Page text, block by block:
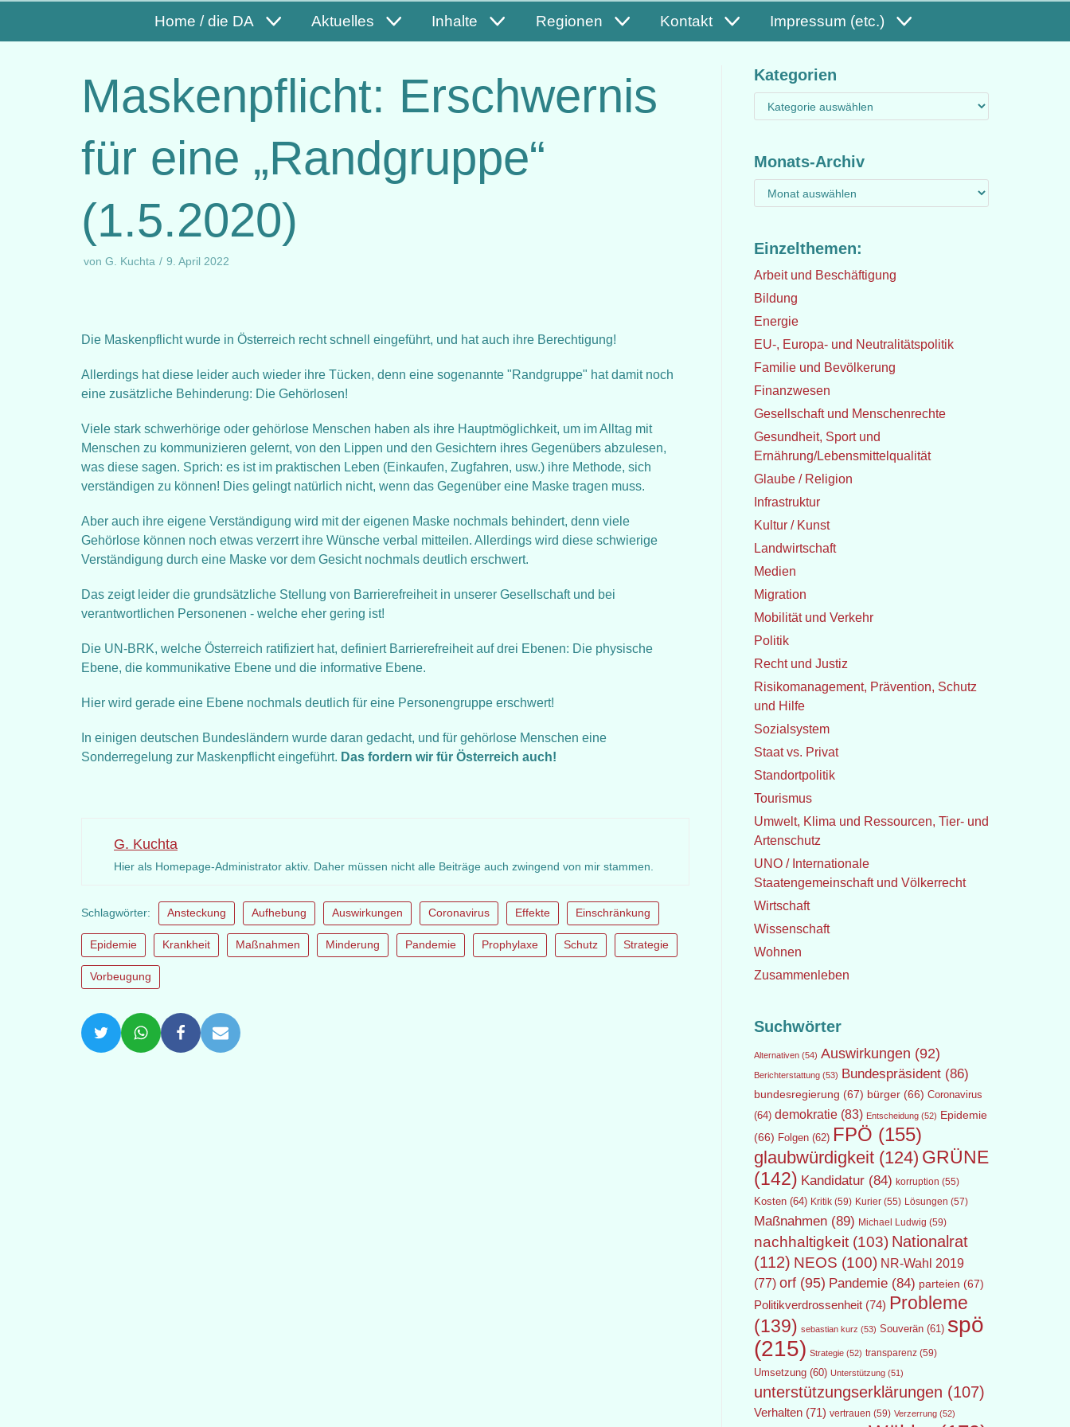
Home / die DA Aktuelles Inhalte Regionen Kontakt Impressum (etc.)
Maskenpflicht: Erschwernis
für eine „Randgruppe“
(1.5.2020)
von G. Kuchta 9. April 2022
Die Maskenpflicht wurde in Österreich recht schnell eingeführt, und hat auch ihre Berechtigung!
Allerdings hat diese leider auch wieder ihre Tücken, denn eine sogenannte "Randgruppe" hat damit noch
eine zusätzliche Behinderung: Die Gehörlosen!
Viele stark schwerhörige oder gehörlose Menschen haben als ihre Hauptmöglichkeit, um im Alltag mit
Menschen zu kommunizieren gelernt, von den Lippen und den Gesichtern ihres Gegenübers abzulesen,
was diese sagen. Sprich: es ist im praktischen Leben (Einkaufen, Zugfahren, usw.) ihre Methode, sich
verständigen zu können! Dies gelingt natürlich nicht, wenn das Gegenüber eine Maske tragen muss.
Aber auch ihre eigene Verständigung wird mit der eigenen Maske nochmals behindert, denn viele
Gehörlose können noch etwas verzerrt ihre Wünsche verbal mitteilen. Allerdings wird diese schwierige
Verständigung durch eine Maske vor dem Gesicht nochmals deutlich erschwert.
Das zeigt leider die grundsätzliche Stellung von Barrierefreiheit in unserer Gesellschaft und bei
verantwortlichen Personenen - welche eher gering ist!
Die UN-BRK, welche Österreich ratifiziert hat, definiert Barrierefreiheit auf drei Ebenen: Die physische
Ebene, die kommunikative Ebene und die informative Ebene.
Hier wird gerade eine Ebene nochmals deutlich für eine Personengruppe erschwert!
In einigen deutschen Bundesländern wurde daran gedacht, und für gehörlose Menschen eine
Sonderregelung zur Maskenpflicht eingeführt. Das fordern wir für Österreich auch!
G. Kuchta
Hier als Homepage-Administrator aktiv. Daher müssen nicht alle Beiträge auch zwingend von mir stammen.
Schlagwörter: Ansteckung Aufhebung Auswirkungen Coronavirus Effekte Einschränkung
Epidemie Krankheit Maßnahmen Minderung Pandemie Prophylaxe Schutz Strategie
Vorbeugung
Kategorien
Monats-Archiv
Einzelthemen:
Arbeit und Beschäftigung
Bildung
Energie
EU-, Europa- und Neutralitätspolitik
Familie und Bevölkerung
Finanzwesen
Gesellschaft und Menschenrechte
Gesundheit, Sport und
Ernährung/Lebensmittelqualität
Glaube / Religion
Infrastruktur
Kultur / Kunst
Landwirtschaft
Medien
Migration
Mobilität und Verkehr
Politik
Recht und Justiz
Risikomanagement, Prävention, Schutz
und Hilfe
Sozialsystem
Staat vs. Privat
Standortpolitik
Tourismus
Umwelt, Klima und Ressourcen, Tier- und
Artenschutz
UNO / Internationale
Staatengemeinschaft und Völkerrecht
Wirtschaft
Wissenschaft
Wohnen
Zusammenleben
Suchwörter
Alternativen (54) Auswirkungen (92)
Berichterstattung (53) Bundespräsident (86)
bundesregierung (67) bürger (66) Coronavirus
(64) demokratie (83) Entscheidung (52) Epidemie
(66) Folgen (62) FPÖ (155)
glaubwürdigkeit (124) GRÜNE
(142) Kandidatur (84) korruption (55)
Kosten (64) Kritik (59) Kurier (55) Lösungen (57)
Maßnahmen (89) Michael Ludwig (59)
nachhaltigkeit (103) Nationalrat
(112) NEOS (100) NR-Wahl 2019
(77) orf (95) Pandemie (84) parteien (67)
Politikverdrossenheit (74) Probleme
(139) sebastian kurz (53) Souverän (61) spö
(215) Strategie (52) transparenz (59)
Umsetzung (60) Unterstützung (51)
unterstützungserklärungen (107)
Verhalten (71) vertrauen (59) Verzerrung (52)